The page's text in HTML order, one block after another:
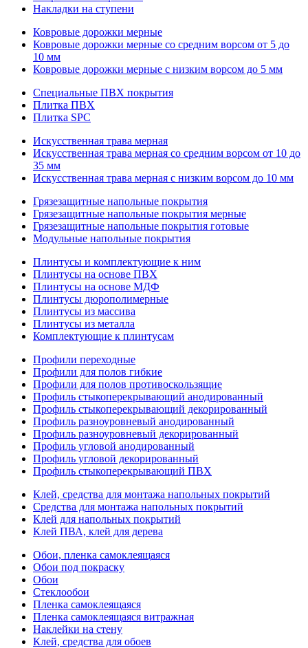
Накладки на ступени
Ковровые дорожки мерные
Ковровые дорожки мерные со средним ворсом от 5 до
10 мм
Ковровые дорожки мерные с низким ворсом до 5 мм
Специальные ПВХ покрытия
Плитка ПВХ
Плитка SPC
Искуccтвенная трава мерная
Искусственная трава мерная со средним ворсом от 10 до
35 мм
Искусственная трава мерная с низким ворсом до 10 мм
Грязезащитные напольные покрытия
Грязезащитные напольные покрытия мерные
Грязезащитные напольные покрытия готовые
Модульные напольные покрытия
Плинтусы и комплектующие к ним
Плинтусы на основе ПВХ
Плинтусы на основе МДФ
Плинтусы дюрополимерные
Плинтусы из массива
Плинтусы из металла
Комплектующие к плинтусам
Профили переходные
Профили для полов гибкие
Профили для полов противоскользящие
Профиль стыкоперекрывающий анодированный
Профиль стыкоперекрывающий декорированный
Профиль разноуровневый анодированный
Профиль разноуровневый декорированный
Профиль угловой анодированный
Профиль угловой декорированный
Профиль стыкоперекрывающий ПВХ
Клей, средства для монтажа напольных покрытий
Средства для монтажа напольных покрытий
Клей для напольных покрытий
Клей ПВА, клей для дерева
Обои, пленка самоклеящаяся
Обои под покраску
Обои
Стеклообои
Пленка самоклеящаяся
Пленка самоклеящаяся витражная
Наклейки на стену
Клей, средства для обоев